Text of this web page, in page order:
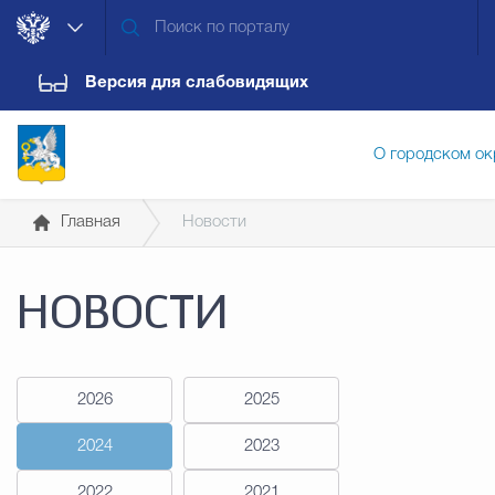
Версия для слабовидящих
О городском
Новости Обращения граждан
Главная Новости
НОВОСТИ
2026 2025
2024 2023